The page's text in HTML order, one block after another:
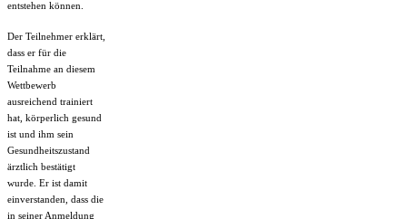
entstehen können.
Der Teilnehmer erklärt,
dass er für die
Teilnahme an diesem
Wettbewerb
ausreichend trainiert
hat, körperlich gesund
ist und ihm sein
Gesundheitszustand
ärztlich bestätigt
wurde. Er ist damit
einverstanden, dass die
in seiner Anmeldung